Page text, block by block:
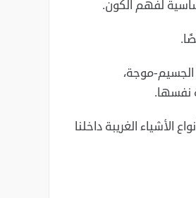
لفهم الكون.
الجسيم-موجة،
نفسها.
الأشياء الغريبة داخلنا